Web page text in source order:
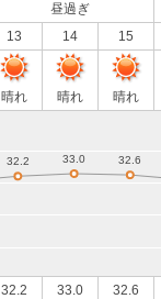
昼過ぎ
13 14 15
晴れ 晴れ 晴れ
32.2 33.0 32.6